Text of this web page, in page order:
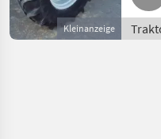
Kleinanzeige